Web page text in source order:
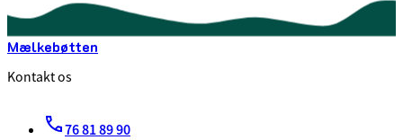
Mælkebøtten
Kontakt os
76 81 89 90